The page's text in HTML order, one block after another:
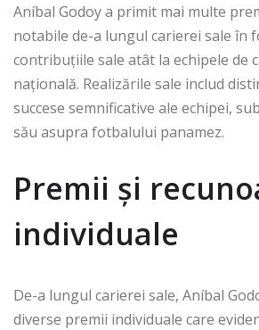
Aníbal Godoy a primit mai multe
notabile de-a lungul carierei sale în
contribuțiile sale atât la echipele de
națională. Realizările sale includ
succese semnificative ale echipei,
său asupra fotbalului panamez.
Premii și
individuale
De-a lungul carierei sale, Aníbal
diverse premii individuale care